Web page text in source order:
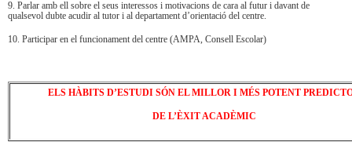
9. Parlar amb ell sobre el seus interessos i motivacions de cara al futur i davant de
qualsevol dubte acudir al tutor i al departament d’orientació del centre.
10. Participar en el funcionament del centre (AMPA, Consell Escolar)
ELS HÀBITS D’ESTUDI SÓN EL MILLOR I MÉS POTENT
DE L’ÈXIT ACADÈMIC